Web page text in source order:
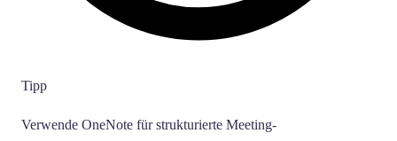
Tipp
Verwende OneNote für strukturierte Meeting-